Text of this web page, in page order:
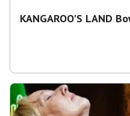
KANGAROO'S LAND